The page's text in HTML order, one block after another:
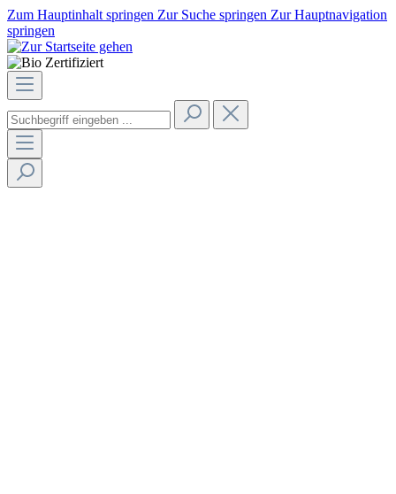
Zum Hauptinhalt springen Zur Suche springen Zur Hauptnavigation
springen